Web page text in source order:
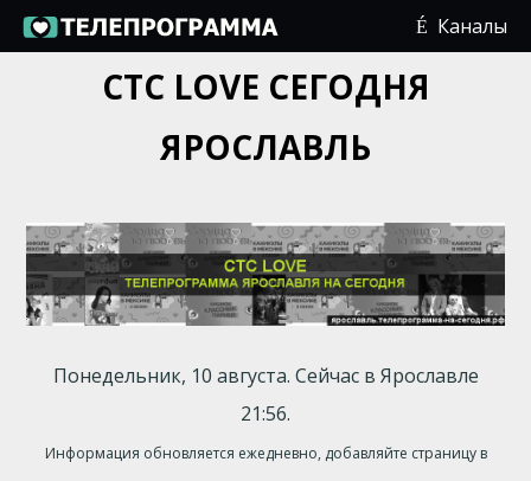
Каналы
СТС LOVE СЕГОДНЯ
ЯРОСЛАВЛЬ
Понедельник, 10 августа. Сейчас в Ярославле
21:56.
Информация обновляется ежедневно, добавляйте страницу в